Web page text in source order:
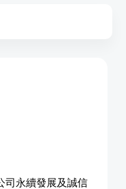
司永續發展及誠信